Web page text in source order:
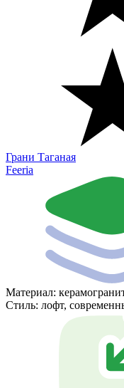
Грани Таганая
Feeria
Материал:
Стиль: лофт,